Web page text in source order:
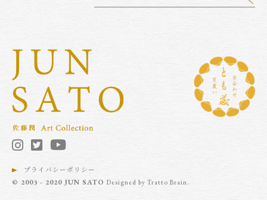
© 2003 - 2020 JUN SATO Designed by Tratto Brain.
プライバシーポリシー